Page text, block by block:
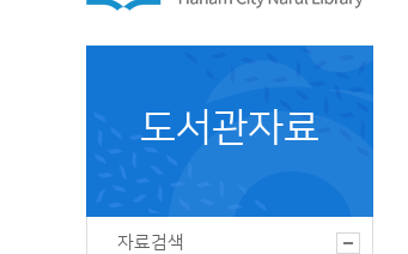
도서관자료
자료검색